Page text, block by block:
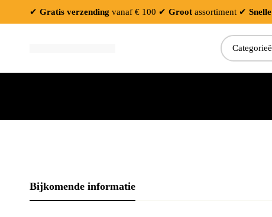
✔ Gratis verzending vanaf € 100 ✔ Groot assortiment ✔ Snelle
Zoeken:
Bijkomende informatie